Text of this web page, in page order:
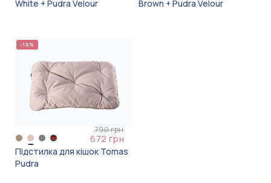
White + Pudra Velour
Brown + Pudra Velour
-15%
790 грн
672 грн
Підстилка для кішок Tomas
Pudra